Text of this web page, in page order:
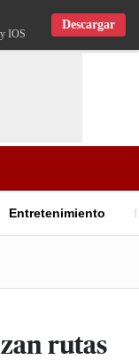
IOS
Descargar
Entretenimiento
rutas